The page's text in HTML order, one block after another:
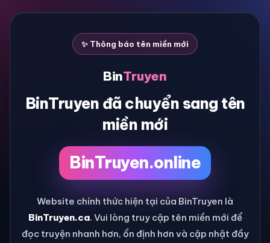
✨ Thông báo tên miền mới
BinTruyen
BinTruyen đã chuyển sang tên
miền mới
BinTruyen.online
Website chính thức hiện tại của BinTruyen là
BinTruyen.ca. Vui lòng truy cập tên miền mới để
đọc truyện nhanh hơn, ổn định hơn và cập nhật đầy